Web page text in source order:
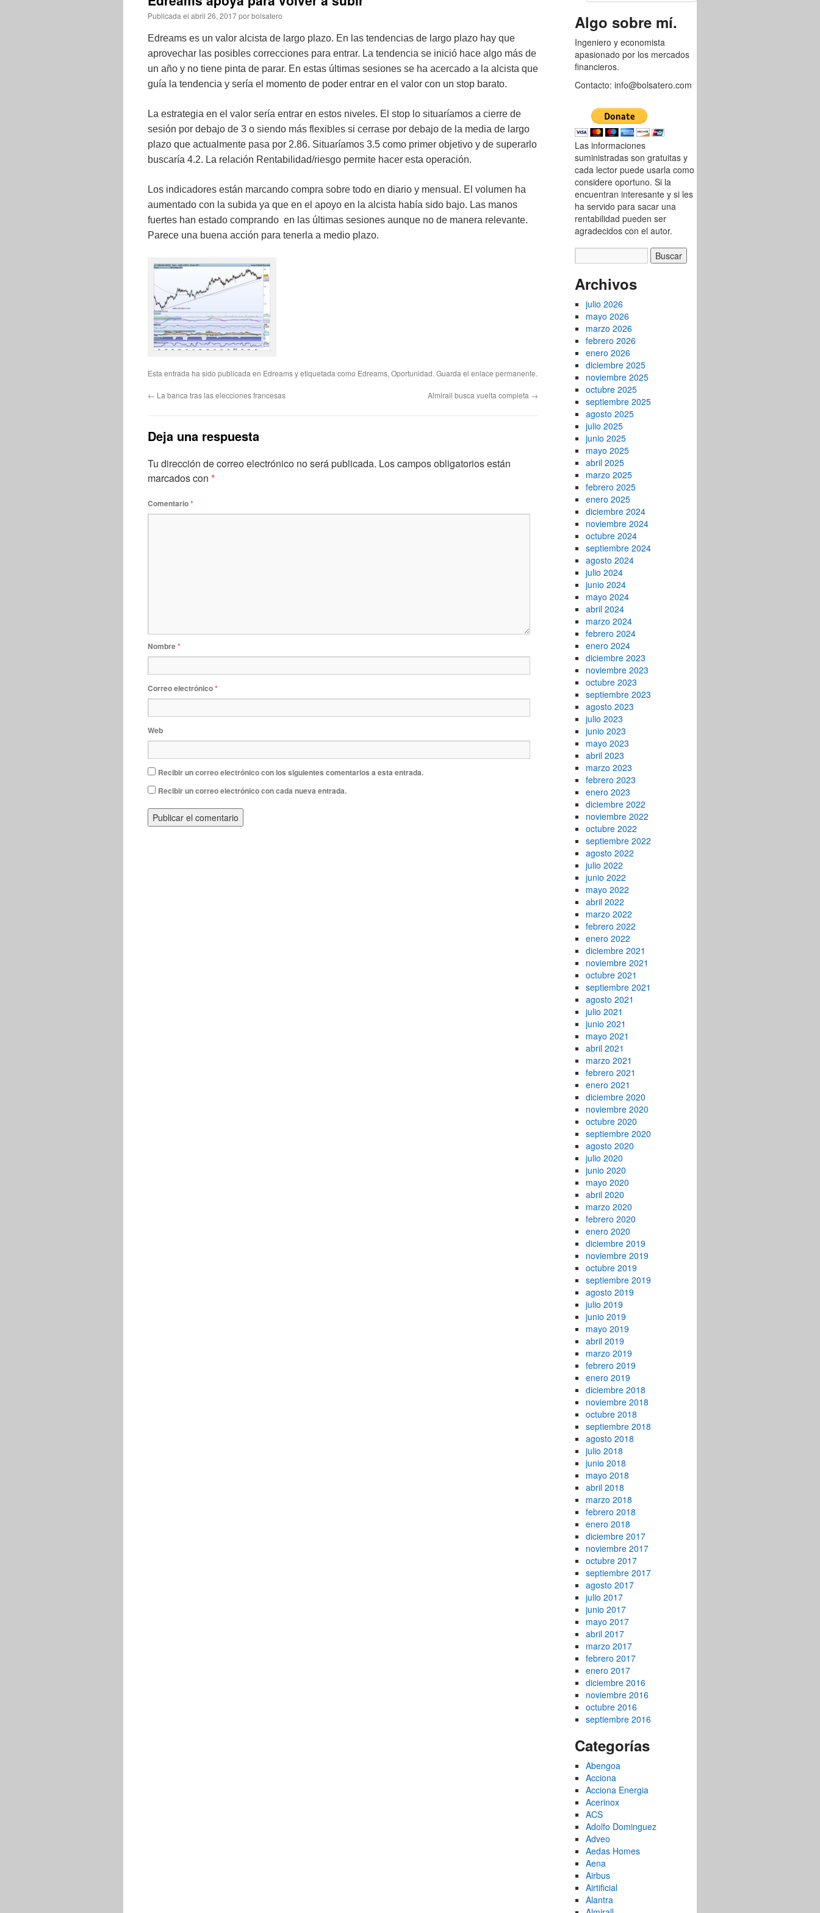
Publicada el abril 26, 2017porbolsatero
Edreams es un valor alcista de largo plazo. En las tendencias de largo plazo hay que
aprovechar las posibles correcciones para entrar. La tendencia se inició hace algo más de
un año y no tiene pinta de parar. En estas últimas sesiones se ha acercado a la alcista que
guía la tendencia y sería el momento de poder entrar en el valor con un stop barato.
La estrategia en el valor sería entrar en estos niveles. El stop lo situaríamos a cierre de
sesión por debajo de 3 o siendo más flexibles si cerrase por debajo de la media de largo
plazo que actualmente pasa por 2.86. Situaríamos 3.5 como primer objetivo y de superarlo
buscaría 4.2. La relación Rentabilidad/riesgo permite hacer esta operación.
Los indicadores están marcando compra sobre todo en diario y mensual. El volumen ha
aumentado con la subida ya que en el apoyo en la alcista había sido bajo. Las manos
fuertes han estado comprando en las últimas sesiones aunque no de manera relevante.
Parece una buena acción para tenerla a medio plazo.
Esta entrada ha sido publicada en Edreamsy etiquetada como Edreams, Oportunidad. Guarda el enlace permanente.
← La banca tras las elecciones francesas Almirall busca vuelta completa →
Deja una respuesta
Tu dirección de correo electrónico no será publicada. Los campos obligatorios están
marcados con *
Comentario*
Nombre*
Correo electrónico*
Web
Recibir un correo electrónico con los siguientes comentarios a esta entrada.
Recibir un correo electrónico con cada nueva entrada.
Algo sobre mí.
Ingeniero y economista
apasionado por los mercados
financieros.
Contacto: info@bolsatero.com
Las informaciones
suministradas son gratuitas y
cada lector puede usarla como
considere oportuno. Si la
encuentran interesante y si les
ha servido para sacar una
rentabilidad pueden ser
agradecidos con el autor.
Archivos
julio 2026
mayo 2026
marzo 2026
febrero 2026
enero 2026
diciembre 2025
noviembre 2025
octubre 2025
septiembre 2025
agosto 2025
julio 2025
junio 2025
mayo 2025
abril 2025
marzo 2025
febrero 2025
enero 2025
diciembre 2024
noviembre 2024
octubre 2024
septiembre 2024
agosto 2024
julio 2024
junio 2024
mayo 2024
abril 2024
marzo 2024
febrero 2024
enero 2024
diciembre 2023
noviembre 2023
octubre 2023
septiembre 2023
agosto 2023
julio 2023
junio 2023
mayo 2023
abril 2023
marzo 2023
febrero 2023
enero 2023
diciembre 2022
noviembre 2022
octubre 2022
septiembre 2022
agosto 2022
julio 2022
junio 2022
mayo 2022
abril 2022
marzo 2022
febrero 2022
enero 2022
diciembre 2021
noviembre 2021
octubre 2021
septiembre 2021
agosto 2021
julio 2021
junio 2021
mayo 2021
abril 2021
marzo 2021
febrero 2021
enero 2021
diciembre 2020
noviembre 2020
octubre 2020
septiembre 2020
agosto 2020
julio 2020
junio 2020
mayo 2020
abril 2020
marzo 2020
febrero 2020
enero 2020
diciembre 2019
noviembre 2019
octubre 2019
septiembre 2019
agosto 2019
julio 2019
junio 2019
mayo 2019
abril 2019
marzo 2019
febrero 2019
enero 2019
diciembre 2018
noviembre 2018
octubre 2018
septiembre 2018
agosto 2018
julio 2018
junio 2018
mayo 2018
abril 2018
marzo 2018
febrero 2018
enero 2018
diciembre 2017
noviembre 2017
octubre 2017
septiembre 2017
agosto 2017
julio 2017
junio 2017
mayo 2017
abril 2017
marzo 2017
febrero 2017
enero 2017
diciembre 2016
noviembre 2016
octubre 2016
septiembre 2016
Categorías
Abengoa
Acciona
Acciona Energia
Acerinox
ACS
Adolfo Dominguez
Adveo
Aedas Homes
Aena
Airbus
Airtificial
Alantra